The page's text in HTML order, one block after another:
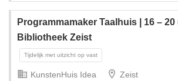
Programmamaker Taalhuis | 16 – 20
Bibliotheek Zeist
KunstenHuis Idea Zeist